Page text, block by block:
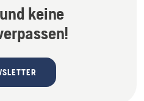
keine